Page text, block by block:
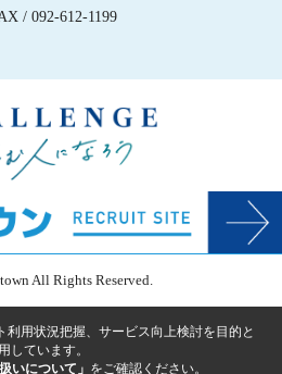
/ 092-612-1199
All Rights Reserved.
用状況把握、サービス向上検討を目的と
しています。
いについて」 をご確認ください。